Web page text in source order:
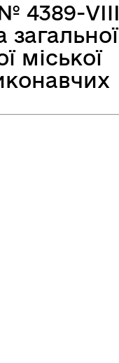
№ 4389-VIII
міської